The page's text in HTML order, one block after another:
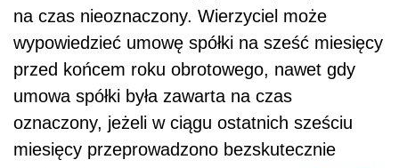
na czas nieoznaczony. Wierzyciel może
wypowiedzieć umowę spółki na sześć miesięcy
przed końcem roku obrotowego, nawet gdy
umowa spółki była zawarta na czas
oznaczony, jeżeli w ciągu ostatnich sześciu
miesięcy przeprowadzono bezskutecznie